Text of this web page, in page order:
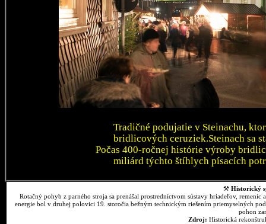
Tradičné podujatie v Steinachu,
bridlicových ceruziek.Steinach sa
Počas 400-ročnej histórie výroby
miliárd týchto štíhlych písacích
⚒ Historický
Rotačný pohyb z parného stroja sa prenášal prostredníctvom sústavy hriadeľov,
energie bol v druhej polovici 19. storočia bežným technickým riešením priemyselných
pohon
Zdroj: Historická